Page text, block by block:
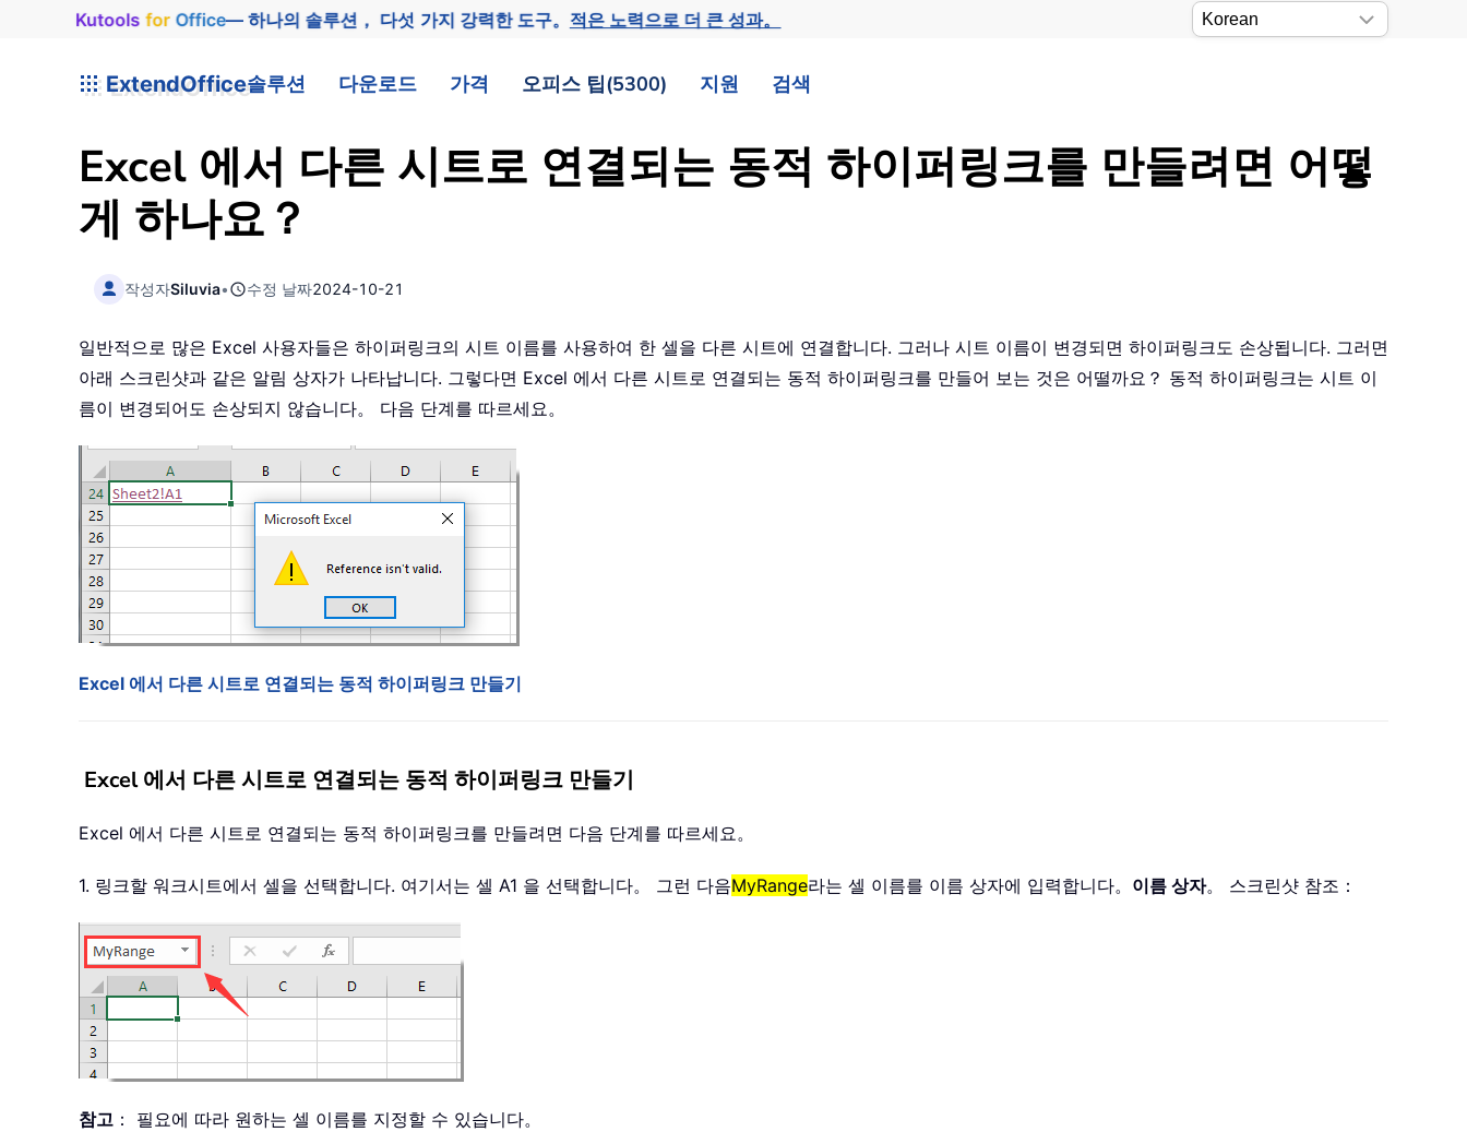
Kutools for Office— 하나의 솔루션， 다섯 가지 강력한 도구。적은 노력으로 더 큰 성과。
ExtendOffice솔루션 다운로드 가격 오피스 팁(5300) 지원 검색
Excel 에서 다른 시트로 연결되는 동적 하이퍼링크를 만들려면 어떻
게 하나요？
작성자Siluvia• 수정 날짜2024-10-21
일반적으로 많은 Excel 사용자들은 하이퍼링크의 시트 이름를 사용하여 한 셀을 다른 시트에 연결합니다. 그러나 시트 이름이 변경되면 하이퍼링크도 손상됩니다. 그러면
아래 스크린샷과 같은 알림 상자가 나타납니다. 그렇다면 Excel 에서 다른 시트로 연결되는 동적 하이퍼링크를 만들어 보는 것은 어떨까요？ 동적 하이퍼링크는 시트 이
름이 변경되어도 손상되지 않습니다。 다음 단계를 따르세요。
Excel 에서 다른 시트로 연결되는 동적 하이퍼링크 만들기
Excel 에서 다른 시트로 연결되는 동적 하이퍼링크 만들기
Excel 에서 다른 시트로 연결되는 동적 하이퍼링크를 만들려면 다음 단계를 따르세요。
1. 링크할 워크시트에서 셀을 선택합니다. 여기서는 셀 A1 을 선택합니다。 그런 다음MyRange라는 셀 이름를 이름 상자에 입력합니다。 이름 상자。 스크린샷 참조：
참고 ： 필요에 따라 원하는 셀 이름를 지정할 수 있습니다。